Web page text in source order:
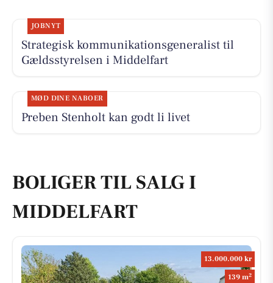
JOBNYT
Strategisk kommunikationsgeneralist til
Gældsstyrelsen i Middelfart
MØD DINE NABOER
Preben Stenholt kan godt li livet
BOLIGER TIL SALG I
MIDDELFART
13.000.000 kr
139 m2